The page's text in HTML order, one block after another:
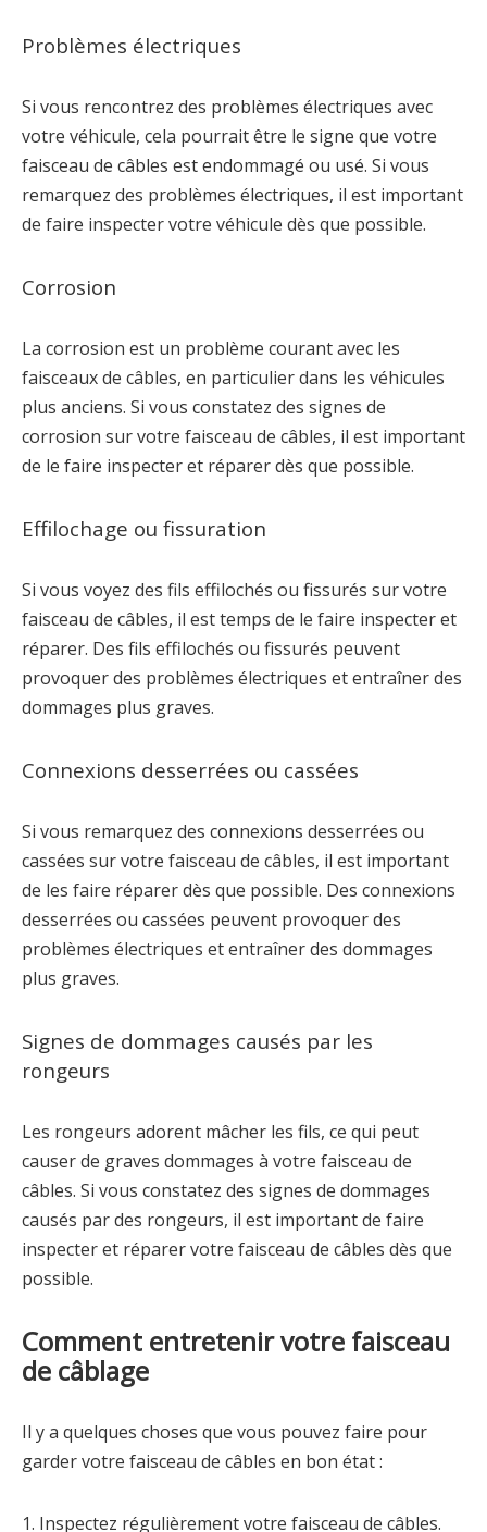
Problèmes électriques
Si vous rencontrez des problèmes électriques avec
votre véhicule, cela pourrait être le signe que votre
faisceau de câbles est endommagé ou usé. Si vous
remarquez des problèmes électriques, il est important
de faire inspecter votre véhicule dès que possible.
Corrosion
La corrosion est un problème courant avec les
faisceaux de câbles, en particulier dans les véhicules
plus anciens. Si vous constatez des signes de
corrosion sur votre faisceau de câbles, il est important
de le faire inspecter et réparer dès que possible.
Effilochage ou fissuration
Si vous voyez des fils effilochés ou fissurés sur votre
faisceau de câbles, il est temps de le faire inspecter et
réparer. Des fils effilochés ou fissurés peuvent
provoquer des problèmes électriques et entraîner des
dommages plus graves.
Connexions desserrées ou cassées
Si vous remarquez des connexions desserrées ou
cassées sur votre faisceau de câbles, il est important
de les faire réparer dès que possible. Des connexions
desserrées ou cassées peuvent provoquer des
problèmes électriques et entraîner des dommages
plus graves.
Signes de dommages causés par les
rongeurs
Les rongeurs adorent mâcher les fils, ce qui peut
causer de graves dommages à votre faisceau de
câbles. Si vous constatez des signes de dommages
causés par des rongeurs, il est important de faire
inspecter et réparer votre faisceau de câbles dès que
possible.
Comment entretenir votre faisceau
de câblage
Il y a quelques choses que vous pouvez faire pour
garder votre faisceau de câbles en bon état :
1. Inspectez régulièrement votre faisceau de câbles.